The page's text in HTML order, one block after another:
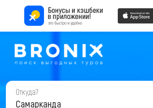
Откуда?
Самарканда